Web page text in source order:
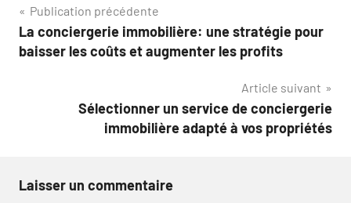
Navigation
de
Publication précédente
La conciergerie immobilière: une stratégie pour
baisser les coûts et augmenter les profits
Article suivant
Sélectionner un service de conciergerie
immobilière adapté à vos propriétés
Laisser un commentaire